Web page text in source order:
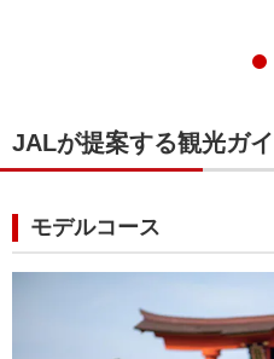
JALが提案する観光ガ
モデルコース